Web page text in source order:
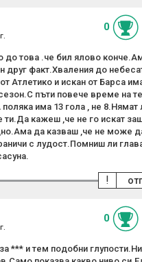
0
до това .че бил ялово
друг факт.Хваления до
Атлетико и искан от Барса
пъти повече време на
поляка има 13 гола , не 8.Нямат
ти.Да кажеш ,че не го искат
да казваш ,че не може
с лудост.Помниш ли
!
0
*** и тем подобни